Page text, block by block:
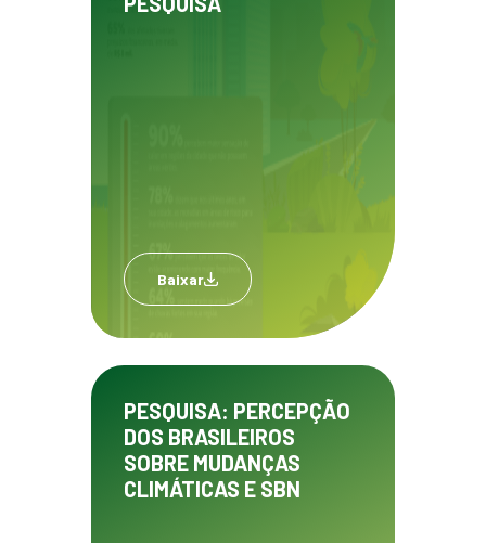
Baixar
PESQUISA: PERCEPÇÃO
DOS BRASILEIROS
SOBRE MUDANÇAS
CLIMÁTICAS E SBN